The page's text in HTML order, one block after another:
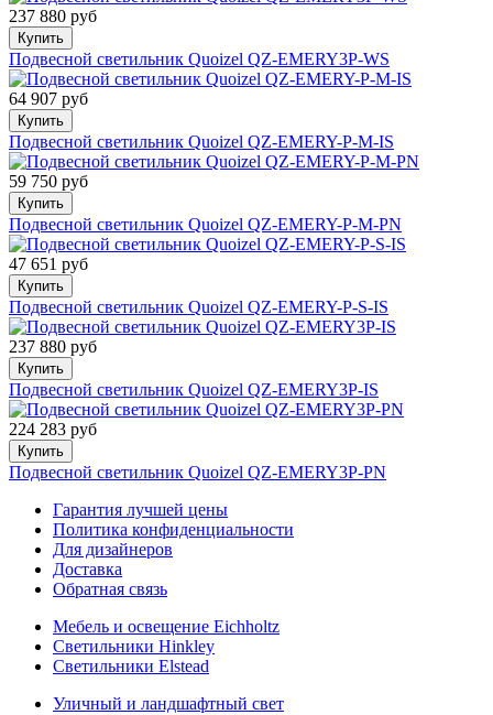
237 880 руб
Купить
Подвесной светильник Quoizel QZ-EMERY3P-WS
64 907 руб
Купить
Подвесной светильник Quoizel QZ-EMERY-P-M-IS
59 750 руб
Купить
Подвесной светильник Quoizel QZ-EMERY-P-M-PN
47 651 руб
Купить
Подвесной светильник Quoizel QZ-EMERY-P-S-IS
237 880 руб
Купить
Подвесной светильник Quoizel QZ-EMERY3P-IS
224 283 руб
Купить
Подвесной светильник Quoizel QZ-EMERY3P-PN
Гарантия лучшей цены
Политика конфиденциальности
Для дизайнеров
Доставка
Обратная связь
Мебель и освещение Eichholtz
Светильники Hinkley
Светильники Elstead
Уличный и ландшафтный свет